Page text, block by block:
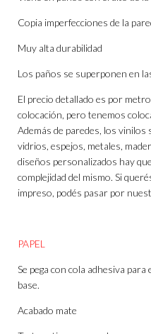
Copia imperfecciones de la
Muy alta durabilidad
Los paños se superponen en
El precio detallado es por
colocación, pero tenemos
Además de paredes, los
vidrios, espejos, metales,
diseños personalizados hay
complejidad del mismo. Si
impreso, podés pasar por
PAPEL
Se pega con cola adhesiva
base.
Acabado mate